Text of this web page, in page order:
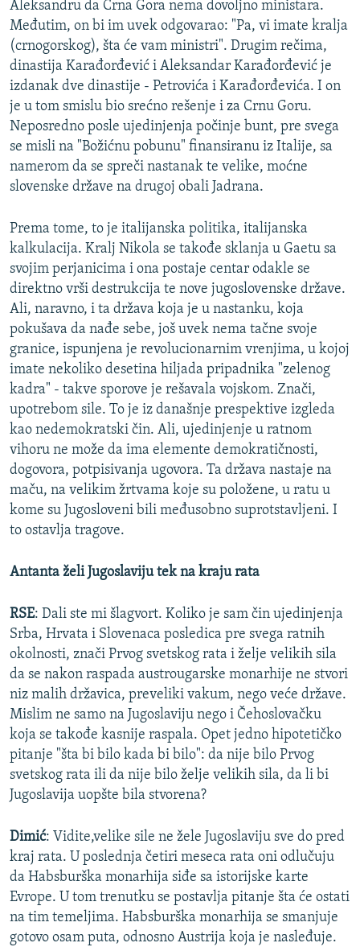
Aleksandru da Crna Gora nema dovoljno ministara.
Međutim, on bi im uvek odgovarao: "Pa, vi imate kralja
(crnogorskog), šta će vam ministri". Drugim rečima,
dinastija Karađorđević i Aleksandar Karađorđević je
izdanak dve dinastije - Petrovića i Karađorđevića. I on
je u tom smislu bio srećno rešenje i za Crnu Goru.
Neposredno posle ujedinjenja počinje bunt, pre svega
se misli na "Božićnu pobunu" finansiranu iz Italije, sa
namerom da se spreči nastanak te velike, moćne
slovenske države na drugoj obali Jadrana.
Prema tome, to je italijanska politika, italijanska
kalkulacija. Kralj Nikola se takođe sklanja u Gaetu sa
svojim perjanicima i ona postaje centar odakle se
direktno vrši destrukcija te nove jugoslovenske države.
Ali, naravno, i ta država koja je u nastanku, koja
pokušava da nađe sebe, još uvek nema tačne svoje
granice, ispunjena je revolucionarnim vrenjima, u kojoj
imate nekoliko desetina hiljada pripadnika "zelenog
kadra" - takve sporove je rešavala vojskom. Znači,
upotrebom sile. To je iz današnje prespektive izgleda
kao nedemokratski čin. Ali, ujedinjenje u ratnom
vihoru ne može da ima elemente demokratičnosti,
dogovora, potpisivanja ugovora. Ta država nastaje na
maču, na velikim žrtvama koje su položene, u ratu u
kome su Jugosloveni bili međusobno suprotstavljeni. I
to ostavlja tragove.
Antanta želi Jugoslaviju tek na kraju rata
RSE: Dali ste mi šlagvort. Koliko je sam čin ujedinjenja
Srba, Hrvata i Slovenaca posledica pre svega ratnih
okolnosti, znači Prvog svetskog rata i želje velikih sila
da se nakon raspada austrougarske monarhije ne stvori
niz malih državica, preveliki vakum, nego veće države.
Mislim ne samo na Jugoslaviju nego i Čehoslovačku
koja se takođe kasnije raspala. Opet jedno hipotetičko
pitanje "šta bi bilo kada bi bilo": da nije bilo Prvog
svetskog rata ili da nije bilo želje velikih sila, da li bi
Jugoslavija uopšte bila stvorena?
Dimić: Vidite,velike sile ne žele Jugoslaviju sve do pred
kraj rata. U poslednja četiri meseca rata oni odlučuju
da Habsburška monarhija siđe sa istorijske karte
Evrope. U tom trenutku se postavlja pitanje šta će ostati
na tim temeljima. Habsburška monarhija se smanjuje
gotovo osam puta, odnosno Austrija koja je nasleđuje.